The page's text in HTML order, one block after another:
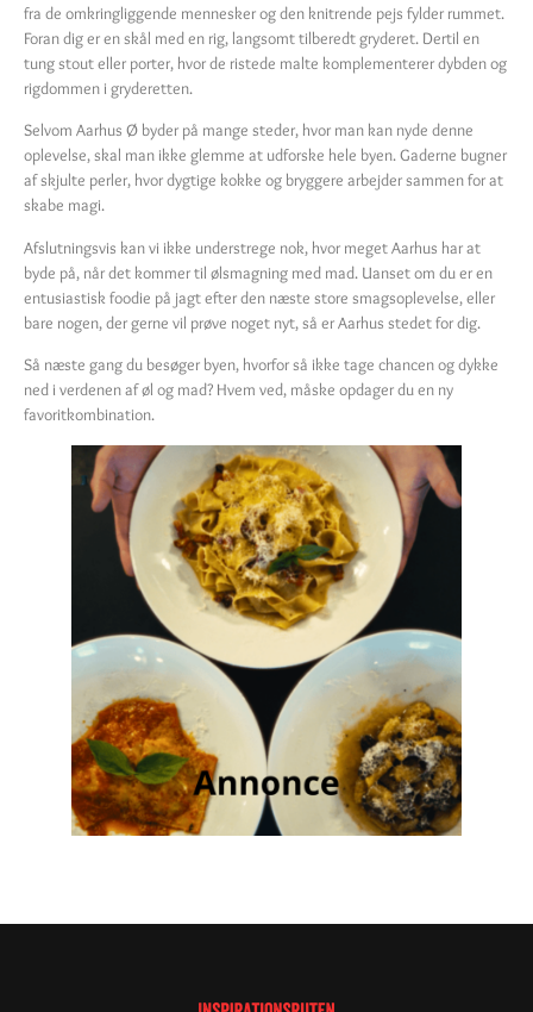
fra de omkringliggende mennesker og den knitrende pejs fylder rummet.
Foran dig er en skål med en rig, langsomt tilberedt gryderet. Dertil en
tung stout eller porter, hvor de ristede malte komplementerer dybden og
rigdommen i gryderetten.
Selvom Aarhus Ø byder på mange steder, hvor man kan nyde denne
oplevelse, skal man ikke glemme at udforske hele byen. Gaderne bugner
af skjulte perler, hvor dygtige kokke og bryggere arbejder sammen for at
skabe magi.
Afslutningsvis kan vi ikke understrege nok, hvor meget Aarhus har at
byde på, når det kommer til ølsmagning med mad. Uanset om du er en
entusiastisk foodie på jagt efter den næste store smagsoplevelse, eller
bare nogen, der gerne vil prøve noget nyt, så er Aarhus stedet for dig.
Så næste gang du besøger byen, hvorfor så ikke tage chancen og dykke
ned i verdenen af øl og mad? Hvem ved, måske opdager du en ny
favoritkombination.